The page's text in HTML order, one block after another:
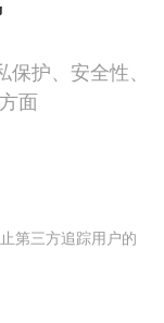
护、安全性、
面
第三方追踪用户的